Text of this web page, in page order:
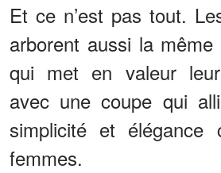
Et ce n’est pas tout.
arborent aussi la
qui met en valeur
avec une coupe qui
simplicité et élégance
femmes.